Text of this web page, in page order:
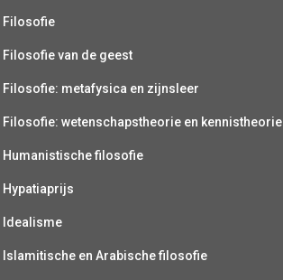
Filosofie
Filosofie van de geest
Filosofie: metafysica en zijnsleer
Filosofie: wetenschapstheorie en kennistheorie
Humanistische filosofie
Hypatiaprijs
Idealisme
Islamitische en Arabische filosofie